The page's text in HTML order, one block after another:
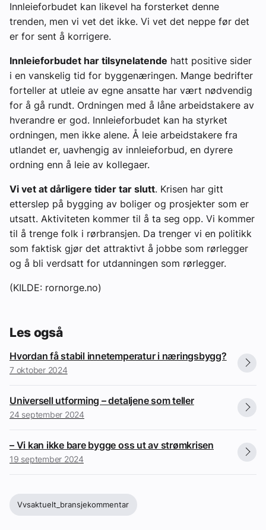
Innleieforbudet kan likevel ha forsterket denne
trenden, men vi vet det ikke. Vi vet det neppe før det
er for sent å korrigere.
Innleieforbudet har tilsynelatende hatt positive sider
i en vanskelig tid for byggenæringen. Mange bedrifter
forteller at utleie av egne ansatte har vært nødvendig
for å gå rundt. Ordningen med å låne arbeidstakere av
hverandre er god. Innleieforbudet kan ha styrket
ordningen, men ikke alene. Å leie arbeidstakere fra
utlandet er, uavhengig av innleieforbud, en dyrere
ordning enn å leie av kollegaer.
Vi vet at dårligere tider tar slutt. Krisen har gitt
etterslep på bygging av boliger og prosjekter som er
utsatt. Aktiviteten kommer til å ta seg opp. Vi kommer
til å trenge folk i rørbransjen. Da trenger vi en politikk
som faktisk gjør det attraktivt å jobbe som rørlegger
og å bli verdsatt for utdanningen som rørlegger.
(KILDE: rornorge.no)
Les også
Hvordan få stabil innetemperatur i næringsbygg?
7 oktober 2024
Universell utforming – detaljene som teller
24 september 2024
– Vi kan ikke bare bygge oss ut av strømkrisen
19 september 2024
Vvsaktuelt_bransjekommentar